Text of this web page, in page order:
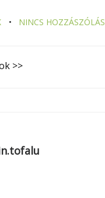
NINCS HOZZÁSZÓLÁS
>>